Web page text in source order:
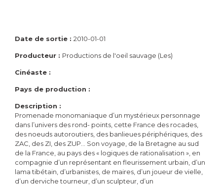
Date de sortie : 2010-01-01
Producteur : Productions de l'oeil sauvage (Les)
Cinéaste :
Pays de production :
Description :
Promenade monomaniaque d’un mystérieux personnage
dans l’univers des rond- points, cette France des rocades,
des noeuds autoroutiers, des banlieues périphériques, des
ZAC, des ZI, des ZUP… Son voyage, de la Bretagne au sud
de la France, au pays des « logiques de rationalisation », en
compagnie d’un représentant en fleurissement urbain, d’un
lama tibétain, d’urbanistes, de maires, d’un joueur de vielle,
d’un derviche tourneur, d’un sculpteur, d’un